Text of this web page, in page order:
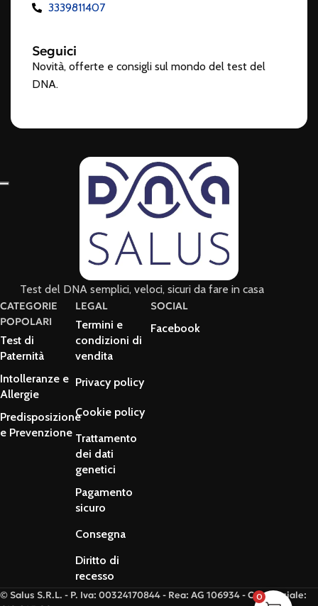
3339811407
Seguici
Novità, offerte e consigli sul mondo del test del
DNA.
Test del DNA semplici, veloci, sicuri da fare in casa
CATEGORIE
POPOLARI
Test di
Paternità
Intolleranze e
Allergie
Predisposizione
e Prevenzione
LEGAL
Termini e
condizioni di
vendita
Privacy policy
Cookie policy
Trattamento
dei dati
genetici
Pagamento
sicuro
Consegna
Diritto di
recesso
SOCIAL
Facebook
© Salus S.R.L. - P. Iva: 00324170844 - Rea: AG 106934 - Cap. Sociale:
0